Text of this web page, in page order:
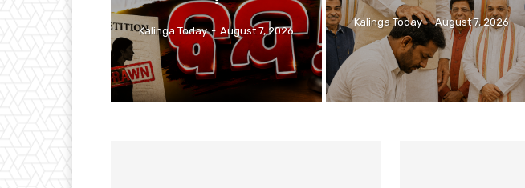
Kalinga Today - August 7, 2026
Kalinga Today - August 7, 2026